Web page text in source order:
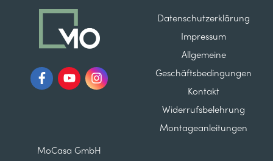
Datenschutzerklärung
Impressum
Allgemeine
Geschäftsbedingungen
Kontakt
Widerrufsbelehrung
Montageanleitungen
MoCasa GmbH